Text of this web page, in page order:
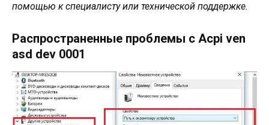
помощью к специалисту или технической поддержке.
Распространенные проблемы с Acpi ven
asd dev 0001